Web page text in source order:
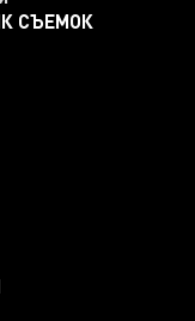
СЪЕМОК